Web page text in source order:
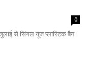
0
से सिंगल यूज प्लास्टिक बैन